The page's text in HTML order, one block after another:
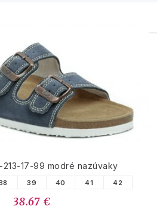
PRODUKTY
213-17-99 modré nazúvaky
39 40 41 42
38.67 €